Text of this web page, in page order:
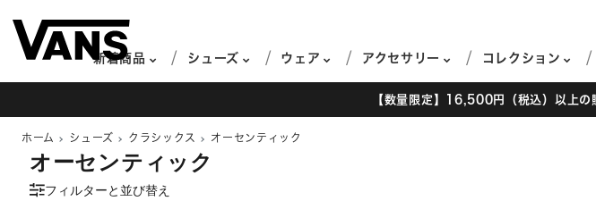
新着商品 シューズ ウェア アクセサリー コレクション
【数量限定】16,500円（税込）以上の
ホーム シューズ クラシックス オーセンティック
オーセンティック
フィルターと並び替え